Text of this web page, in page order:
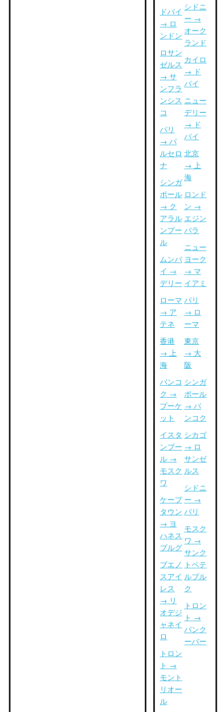
ドバイ
→ ロ
ンドン
ロサン
ゼルス
→ サ
ンフラ
ンシス
コ
パリ
→ バ
ルセロ
ナ
シンガ
ポール
→ ク
アラル
ンプー
ル
ムンバ
イ →
デリー
ローマ
→ ア
テネ
香港
→ 上
海
バンコ
ク →
プーケ
ット
イスタ
ンブー
ル →
モスク
ワ
ケープ
タウン
→ ヨ
ハネス
ブルグ
ブエノ
スアイ
レス
→ リ
オデジ
ャネイ
ロ
トロン
ト →
モント
リオー
ル
シドニ
ー →
オーク
ランド
カイロ
→ ド
バイ
ニュー
デリー
→ ド
バイ
北京
→ 上
海
ロンド
ン →
エジン
バラ
ニュー
ヨーク
→ マ
イアミ
パリ
→ ロ
ーマ
東京
→ 大
阪
シンガ
ポール
→ バ
ンコク
シカゴ
→ ロ
サンゼ
ルス
シドニ
ー →
バリ
モスク
ワ →
サンク
トペテ
ルブル
ク
トロン
ト →
バンク
ーバー